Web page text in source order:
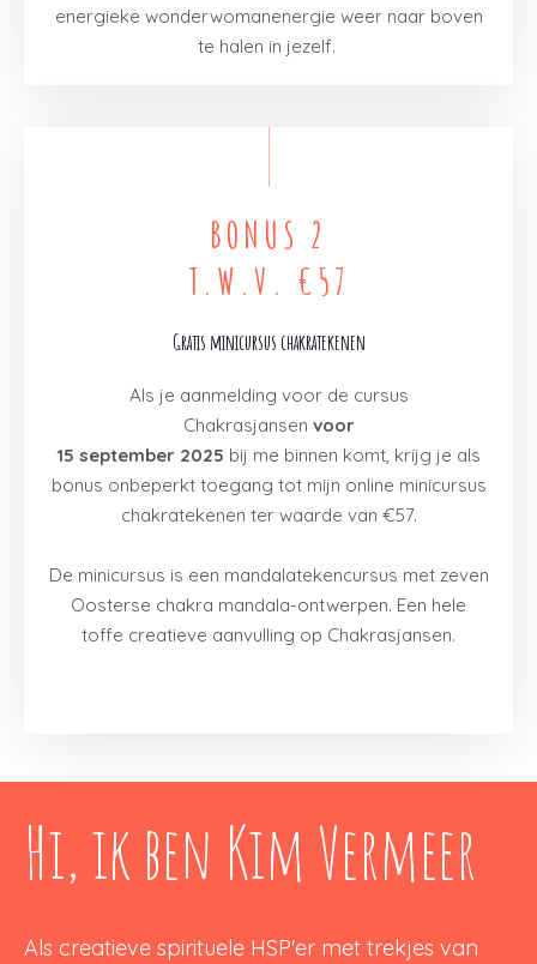
energieke wonderwomanenergie weer naar boven
te halen in jezelf.
BONUS 2
T.W.V. €57
Gratis minicursus chakratekenen
Als je aanmelding voor de cursus
Chakrasjansen voor
15 september 2025 bij me binnen komt, krijg je als
bonus onbeperkt toegang tot mijn online minicursus
chakratekenen ter waarde van €57.
De minicursus is een mandalatekencursus met zeven
Oosterse chakra mandala-ontwerpen. Een hele
toffe creatieve aanvulling op Chakrasjansen.
Hi, ik ben Kim Vermeer
Als creatieve spirituele HSP'er met trekjes van